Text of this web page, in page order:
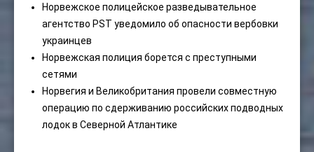
Норвежское полицейское разведывательное
агентство PST уведомило об опасности вербовки
украинцев
Норвежская полиция борется с преступными
сетями
Норвегия и Великобритания провели совместную
операцию по сдерживанию российских подводных
лодок в Северной Атлантике